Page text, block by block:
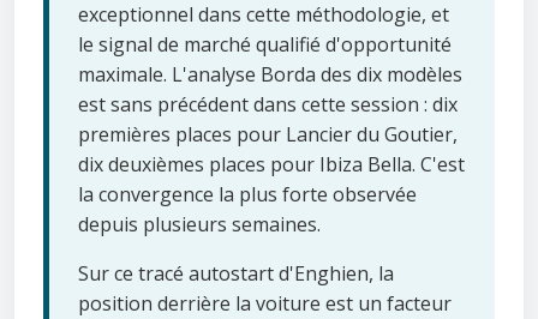
exceptionnel dans cette méthodologie, et
le signal de marché qualifié d'opportunité
maximale. L'analyse Borda des dix modèles
est sans précédent dans cette session : dix
premières places pour Lancier du Goutier,
dix deuxièmes places pour Ibiza Bella. C'est
la convergence la plus forte observée
depuis plusieurs semaines.
Sur ce tracé autostart d'Enghien, la
position derrière la voiture est un facteur